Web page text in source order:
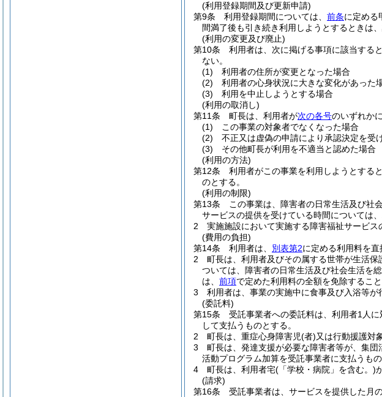
(利用登録期間及び更新申請)
第9条
利用登録期間については、 前条に定める
間満了後も引き続き利用しようとするときは
(利用の変更及び廃止)
第10条
利用者は、次に掲げる事項に該当する
ない。
(1)
利用者の住所が変更となった場合
(2)
利用者の心身状況に大きな変化があった
(3)
利用を中止しようとする場合
(利用の取消し)
第11条
町長は、利用者が次の各号のいずれか
(1)
この事業の対象者でなくなった場合
(2)
不正又は虚偽の申請により承認決定を受
(3)
その他町長が利用を不適当と認めた場合
(利用の方法)
第12条
利用者がこの事業を利用しようとする
のとする。
(利用の制限)
第13条
この事業は、障害者の日常生活及び社
サービスの提供を受けている時間については
2
実施施設において実施する障害福祉サービ
(費用の負担)
第14条
利用者は、 別表第2に定める利用料を直
2
町長は、利用者及びその属する世帯が生活保
ついては、障害者の日常生活及び社会生活を
は、 前項で定めた利用料の全額を免除するこ
3
利用者は、事業の実施中に食事及び入浴等が
(委託料)
第15条
受託事業者への委託料は、利用者1人に
して支払うものとする。
2
町長は、重症心身障害児(者)又は行動援護対
3
町長は、発達支援が必要な障害者等が、集
活動プログラム加算を受託事業者に支払うもの
4
町長は、利用者宅(「学校・病院」を含む。)
(請求)
第16条
受託事業者は、サービスを提供した月